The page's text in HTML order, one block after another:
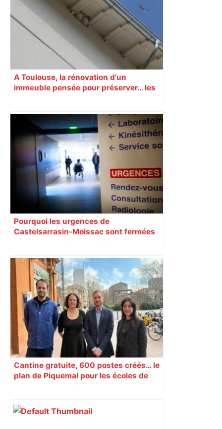
A Toulouse, la rénovation d’un
immeuble pensée pour préserver… les
Pourquoi les urgences de
Castelsarrasin-Moissac sont fermées
Cantine gratuite, 600 postes créés… le
plan de Piquemal pour les écoles de